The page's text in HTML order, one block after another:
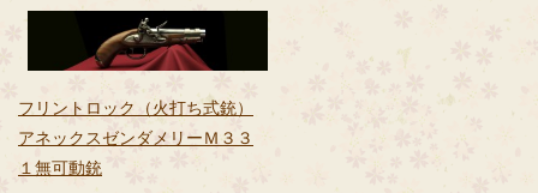
フリントロック（火打ち式銃）
アネックスゼンダメリーＭ３３
１無可動銃